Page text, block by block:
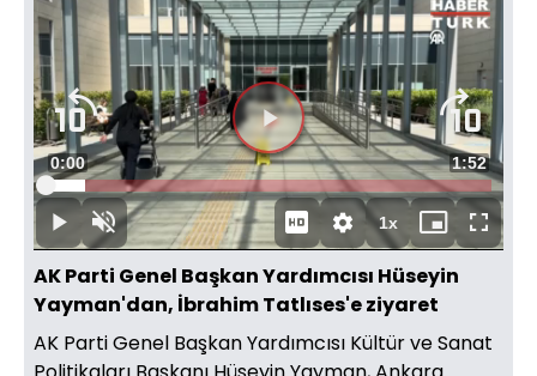
DuraklatSesi
Aç
Süre
0:00 Toplam
Süre
1:52
Yüklendi:
8.86%
1xOynatma
Hızı
Mini
oynatıcı
Tam
Ekran
AK Parti Genel Başkan Yardımcısı Hüseyin
Yayman'dan, İbrahim Tatlıses'e ziyaret
AK Parti Genel Başkan Yardımcısı Kültür ve Sanat